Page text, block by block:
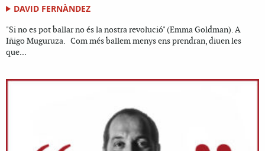
DAVID FERNÀNDEZ
"Si no es pot ballar no és la nostra revolució" (Emma Goldman). A
Iñigo Muguruza. Com més ballem menys ens prendran, diuen les
que...